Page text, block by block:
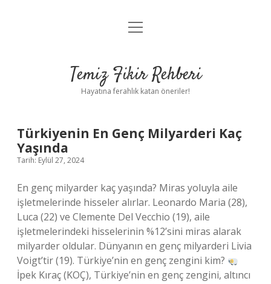
Anasayfa
Yasal Uyarı
menüyü
Temiz Fikir Rehberi
Hayatına ferahlık katan öneriler!
Temiz
Fikir
Rehberi
Yazılar
Türkiyenin En Genç Milyarderi Kaç
Yaşında
Tarih: Eylül 27, 2024
En genç milyarder kaç yaşında? Miras yoluyla aile
işletmelerinde hisseler alırlar. Leonardo Maria (28),
Luca (22) ve Clemente Del Vecchio (19), aile
işletmelerindeki hisselerinin %12’sini miras alarak
milyarder oldular. Dünyanın en genç milyarderi Livia
Voigt’tir (19). Türkiye’nin en genç zengini kim?
İpek Kıraç (KOÇ), Türkiye’nin en genç zengini, altıncı